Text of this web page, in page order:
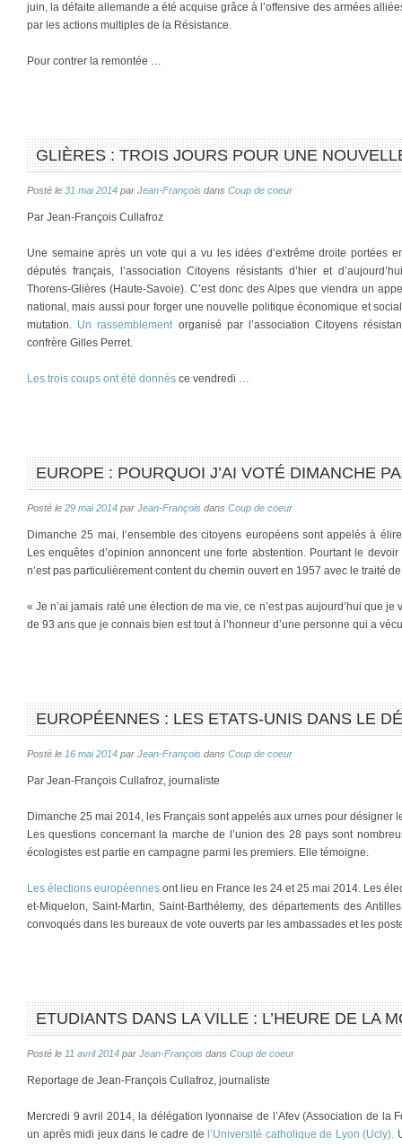
juin, la défaite allemande a été acquise grâce à l’offensive des armées
par les actions multiples de la Résistance.
Pour contrer la remontée …
GLIÈRES : TROIS JOURS POUR UNE
Posté le 31 mai 2014 par Jean-François dans Coup de coeur
Par Jean-François Cullafroz
Une semaine après un vote qui a vu les idées d’extrême droite portées
députés français, l’association Citoyens résistants d’hier et
Thorens-Glières (Haute-Savoie). C’est donc des Alpes que viendra un
national, mais aussi pour forger une nouvelle politique économique et
mutation. Un rassemblement organisé par l’association Citoyens
confrère Gilles Perret.
Les trois coups ont été donnés ce vendredi …
EUROPE : POURQUOI J’AI VOTÉ DIMANCHE
Posté le 29 mai 2014 par Jean-François dans Coup de coeur
Dimanche 25 mai, l’ensemble des citoyens européens sont appelés à
Les enquêtes d’opinion annoncent une forte abstention. Pourtant le
n’est pas particulièrement content du chemin ouvert en 1957 avec le traité
« Je n’ai jamais raté une élection de ma vie, ce n’est pas aujourd’hui que
de 93 ans que je connais bien est tout à l’honneur d’une personne qui a
EUROPÉENNES : LES ETATS-UNIS DANS LE
Posté le 16 mai 2014 par Jean-François dans Coup de coeur
Par Jean-François Cullafroz, journaliste
Dimanche 25 mai 2014, les Français sont appelés aux urnes pour désigner
Les questions concernant la marche de l’union des 28 pays sont
écologistes est partie en campagne parmi les premiers. Elle témoigne.
Les élections européennes ont lieu en France les 24 et 25 mai 2014. Les
et-Miquelon, Saint-Martin, Saint-Barthélemy, des départements des
convoqués dans les bureaux de vote ouverts par les ambassades et les
ETUDIANTS DANS LA VILLE : L’HEURE DE LA
Posté le 11 avril 2014 par Jean-François dans Coup de coeur
Reportage de Jean-François Cullafroz, journaliste
Mercredi 9 avril 2014, la délégation lyonnaise de l’Afev (Association de la
un après midi jeux dans le cadre de l’Université catholique de Lyon (Ucly).